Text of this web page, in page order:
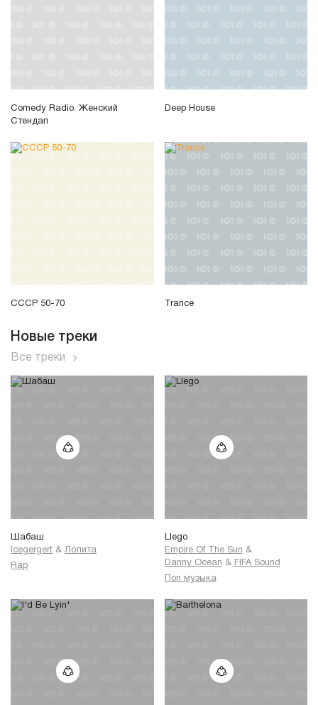
Comedy Radio. Женский
Стендап
Deep House
СССР 50-70 Trance
Новые треки
Все треки
Шабаш
Icegergert & Лолита
Rap
Llego
Empire Of The Sun &
Danny Ocean & FIFA Sound
Поп музыка